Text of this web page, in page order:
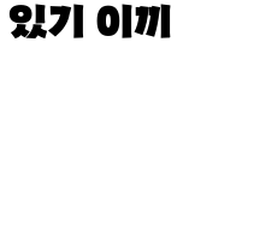
기 이끼